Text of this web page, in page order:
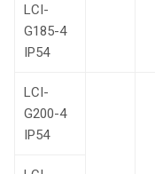
LCI-
G185-4
IP54
LCI-
G200-4
IP54